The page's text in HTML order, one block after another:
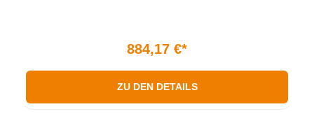
884,17 €*
ZU DEN DETAILS